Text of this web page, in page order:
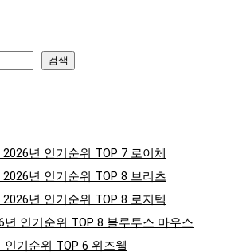
검색
년 인기순위 TOP 7 로이체
년 인기순위 TOP 8 브리츠
년 인기순위 TOP 8 로지텍
인기순위 TOP 8 블루투스 마우스
기순위 TOP 6 위즈웰